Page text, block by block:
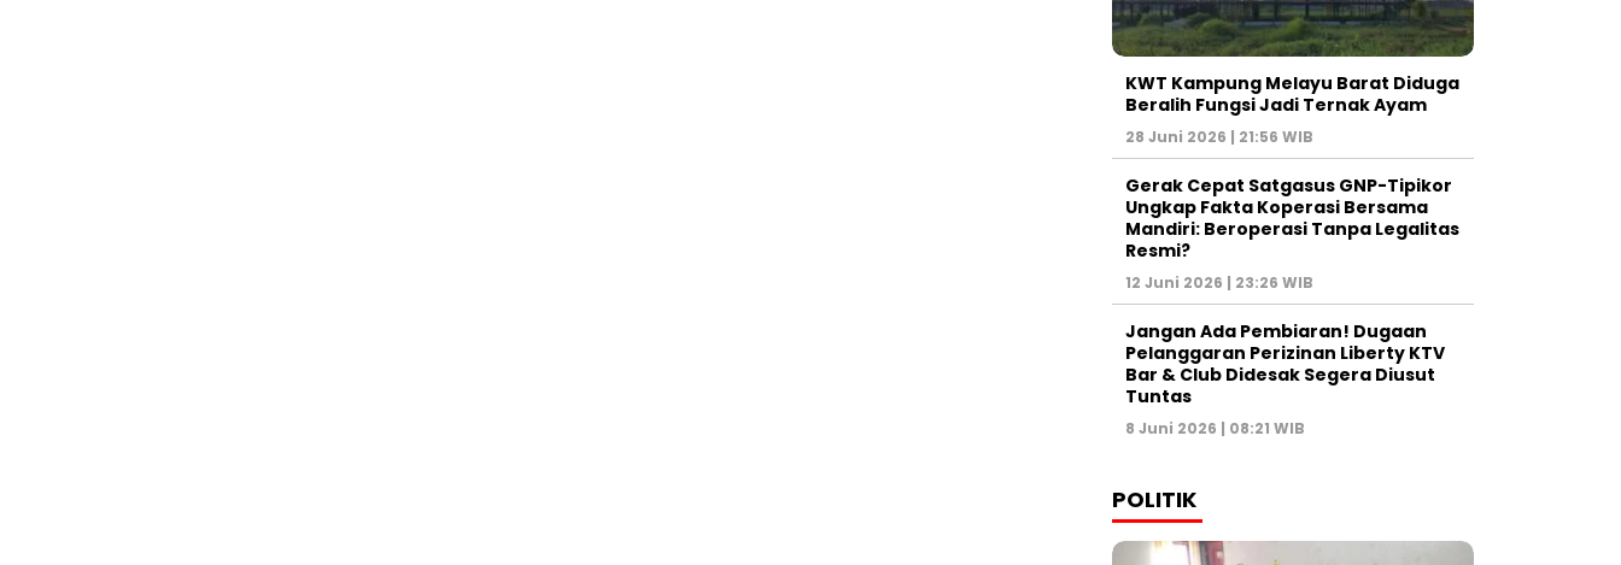
KWT Kampung Melayu Barat Diduga
Beralih Fungsi Jadi Ternak Ayam
28 Juni 2026 | 21:56 WIB
Gerak Cepat Satgasus GNP-Tipikor
Ungkap Fakta Koperasi Bersama
Mandiri: Beroperasi Tanpa Legalitas
Resmi?
12 Juni 2026 | 23:26 WIB
Jangan Ada Pembiaran! Dugaan
Pelanggaran Perizinan Liberty KTV
Bar & Club Didesak Segera Diusut
Tuntas
8 Juni 2026 | 08:21 WIB
POLITIK